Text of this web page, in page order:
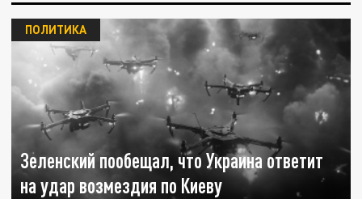
Зеленский пообещал, что Украина ответит
на удар возмездия по Киеву
ПОЛИТИКА